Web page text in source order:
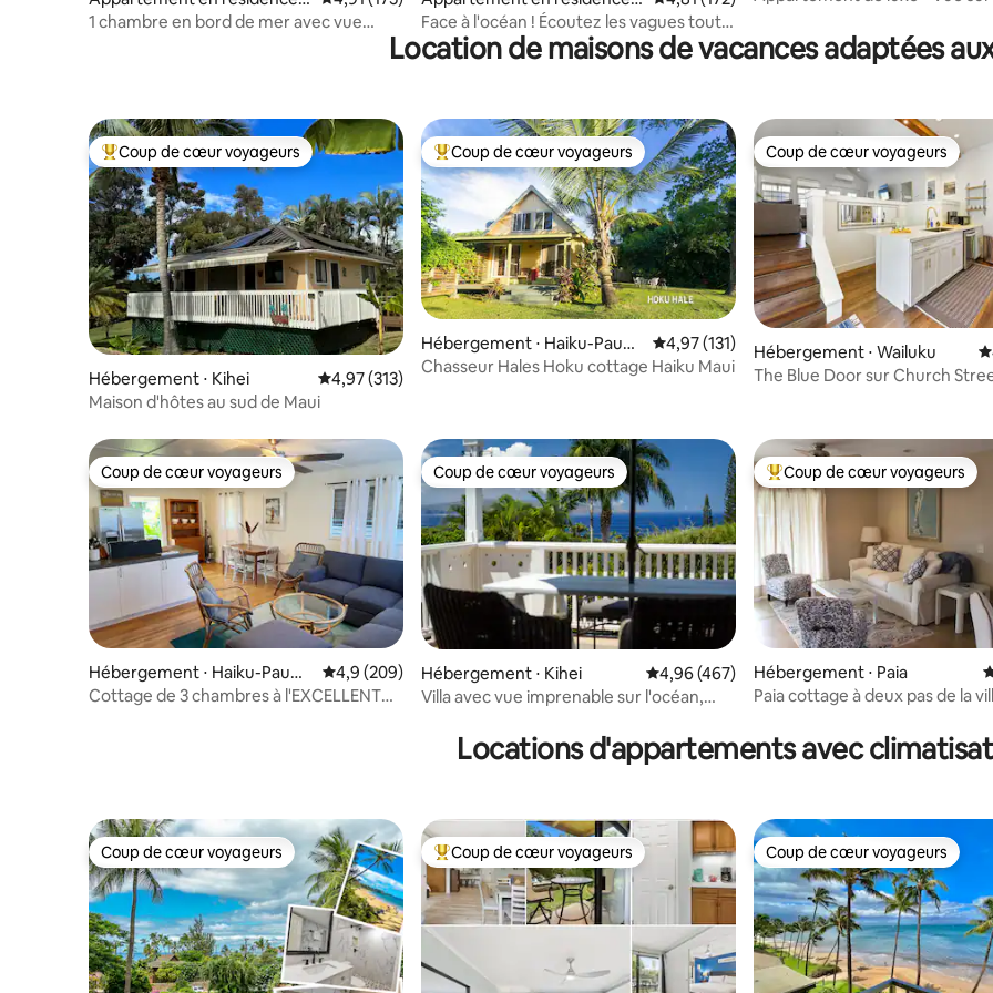
Wailuku
1 chambre en bord de mer avec vue
Wailuku
Face à l'océan ! Écoutez les vagues toute
la journée et toute la nuit
Location de maisons de vacances adaptées
Coups de cœur voyageurs les plus appréciés
Coup de cœur voyageurs
Hébergement ⋅ Kihei Évaluation moyenne sur la base de 313 commentaires : 4,97 sur 5
4,97 (313)
Maison d'hôtes au sud de Maui
Coups de cœur voyageurs les plus appréciés
Coup de cœur voyageurs
Hébergement ⋅ Haiku-Pauw
ela
Évaluation moyenne sur la base de 131
4,97 (131)
Chasseur Hales Hoku cottage Haiku Maui
Coup de cœur voyageurs
Coup de cœur voyageurs
Hébergement ⋅ Wailuku
The Blue Door sur Church
Coup de cœur voyageurs
Coup de cœur voyageurs
Hébergement ⋅ Haiku-Pauwe
la
Évaluation moyenne sur la base de 209 commentaires : 4,9 sur 5
4,9 (209)
Cottage de 3 chambres à l'EXCELLENT
Coup de cœur voyageurs
Coup de cœur voyageurs
Hébergement ⋅ Kihei Évaluation moyenne sur la base de 467
4,96 (467)
Villa avec vue imprenable sur l'océan,
Coups de cœur voyageurs les
Coup de cœur voyageurs
Hébergement ⋅ Paia
Paia cottage à deux pas de la
Locations d'appartements avec
Coup de cœur voyageurs
Coup de cœur voyageurs Coups de cœur voyageurs les plus appréciés
Coup de cœur voyageurs Coup de cœur voyageurs
Coup de cœur voyageurs